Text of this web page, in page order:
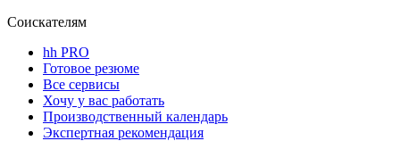
Соискателям
hh PRO
Готовое резюме
Все сервисы
Хочу у вас работать
Производственный календарь
Экспертная рекомендация